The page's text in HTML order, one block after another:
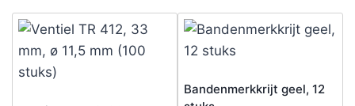
Bandenmerkkrijt geel, 12